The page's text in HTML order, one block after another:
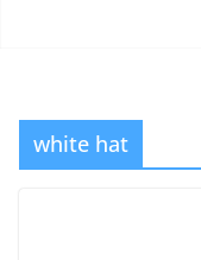
white hat